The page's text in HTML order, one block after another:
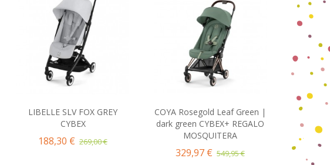
Añadir al carrito
LIBELLE SLV FOX GREY
CYBEX
188,30 € 269,00 €
Añadir al carrito
COYA Rosegold Leaf Green |
dark green CYBEX+ REGALO
MOSQUITERA
329,97 € 549,95 €
COYA
Grey |